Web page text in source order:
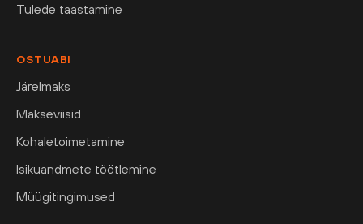
Tulede taastamine
OSTUABI
Järelmaks
Makseviisid
Kohaletoimetamine
Isikuandmete töötlemine
Müügitingimused